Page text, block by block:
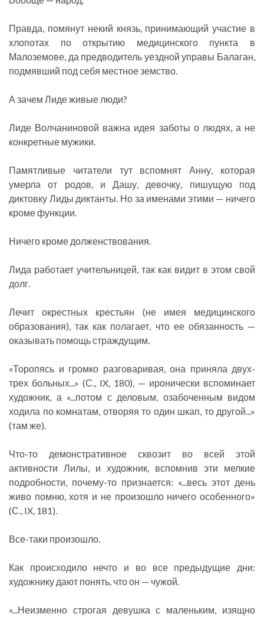
Правда, помянут некий князь, принимающий участие в
хлопотах по открытию медицинского пункта в
Малоземове, да предводитель уездной управы Балаган,
подмявший под себя местное земство.
А зачем Лиде живые люди?
Лиде Волчаниновой важна идея заботы о людях, а не
конкретные мужики.
Памятливые читатели тут вспомнят Анну, которая
умерла от родов, и Дашу, девочку, пишущую под
диктовку Лиды диктанты. Но за именами этими — ничего
кроме функции.
Ничего кроме долженствования.
Лида работает учительницей, так как видит в этом свой
долг.
Лечит окрестных крестьян (не имея медицинского
образования), так как полагает, что ее обязанность —
оказывать помощь страждущим.
«Торопясь и громко разговаривая, она приняла двух-
трех больных...» (С., IX, 180), — иронически вспоминает
художник, а «...потом с деловым, озабоченным видом
ходила по комнатам, отворяя то один шкап, то другой...»
(там же).
Что-то демонстративное сквозит во всей этой
активности Лилы, и художник, вспомнив эти мелкие
подробности, почему-то признается: «...весь этот день
живо помню, хотя и не произошло ничего особенного»
(С., IX, 181).
Все-таки произошло.
Как происходило нечто и во все предыдущие дни:
художнику дают понять, что он — чужой.
«...Неизменно строгая девушка с маленьким, изящно